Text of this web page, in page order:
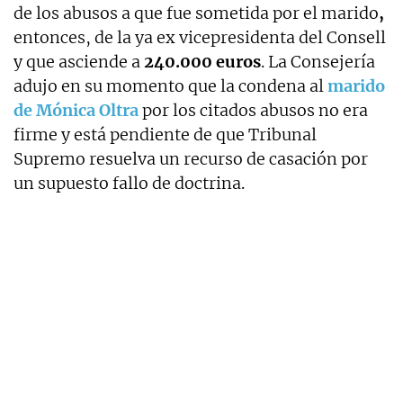
de los abusos a que fue sometida por el marido,
entonces, de la ya ex vicepresidenta del Consell
y que asciende a240.000 euros. La Consejería
adujo en su momento que la condena almarido
de Mónica Oltrapor los citados abusos no era
firme y está pendiente de que Tribunal
Supremo resuelva un recurso de casación por
un supuesto fallo de doctrina.